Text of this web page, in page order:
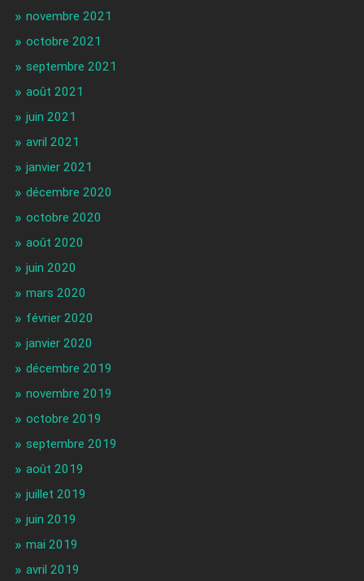
novembre 2021
octobre 2021
septembre 2021
août 2021
juin 2021
avril 2021
janvier 2021
décembre 2020
octobre 2020
août 2020
juin 2020
mars 2020
février 2020
janvier 2020
décembre 2019
novembre 2019
octobre 2019
septembre 2019
août 2019
juillet 2019
juin 2019
mai 2019
avril 2019